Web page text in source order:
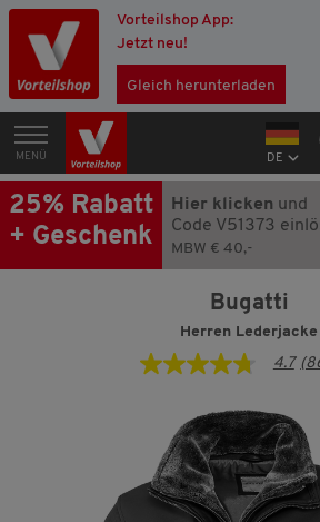
Vorteilshop App:
Jetzt neu!
Gleich herunterladen
MENÜ DE
25% Rabatt
+ Geschenk
Hier klicken und
Code V51373
MBW € 40,-
Bugatti
Herren Lederjacke
4.7
Sternen,
Durchschnittswert
der
Bewertung.
Read
4.7